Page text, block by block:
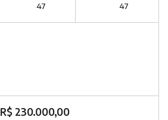
47 47
R$ 230.000,00